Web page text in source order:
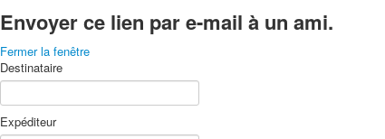
Envoyer ce lien par e-mail à un ami.
Fermer la fenêtre
Destinataire
Expéditeur